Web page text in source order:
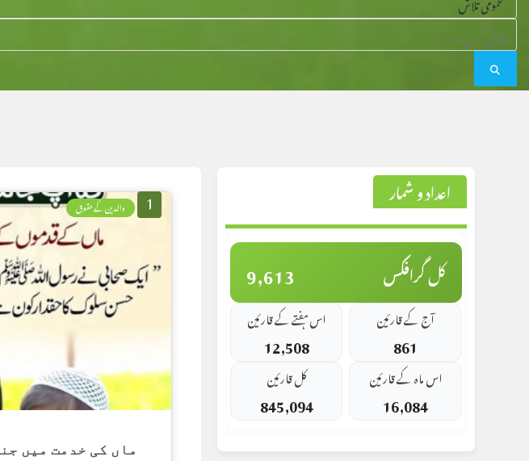
1 والدین کے حقوق
ماں کی خدمت میں
اعداد و شمار
کل گرافکس 9,613
آج کے قارئین
861
اس ہفتے کے قارئین
12,508
اس ماہ کے قارئین
16,084
کل قارئین
845,094